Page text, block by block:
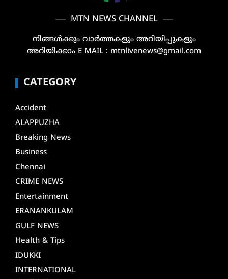
MTN NEWS CHANNEL
നിങ്ങൾക്കും വാർത്തകളും അറിയിപ്പുകളും
അറിയിക്കാം E MAIL : mtnlivenews@gmail.com
CATEGORY
Accident
ALAPPUZHA
Breaking News
Business
Chennai
CRIME NEWS
Entertainment
ERANANKULAM
GULF NEWS
Health & Tips
IDUKKI
INTERNATIONAL